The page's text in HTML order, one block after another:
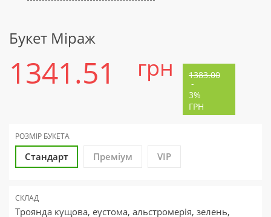
Букет Міраж
1341.51 грн 1383.00
-
3%
ГРН
РОЗМІР БУКЕТА
Стандарт Преміум VIP
СКЛАД
Троянда кущова, еустома, альстромерія, зелень,